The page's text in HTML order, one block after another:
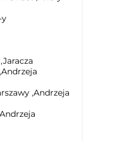
y
Jaracza
Andrzeja
,Andrzeja